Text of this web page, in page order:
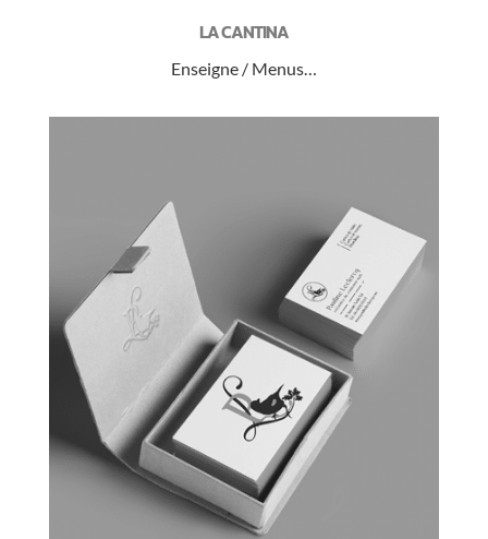
LA CANTINA
Enseigne / Menus…